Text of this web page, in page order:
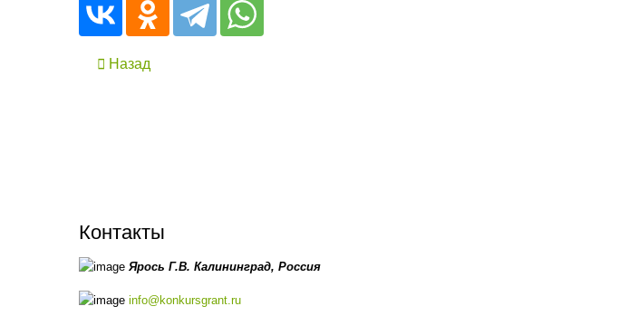
Назад
Контакты
Ярось Г.В. Калининград, Россия
info@konkursgrant.ru